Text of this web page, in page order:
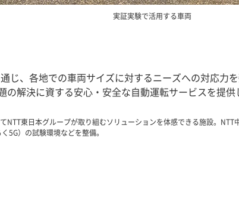
実証実験で活用する車両
じ、各地での車両サイズに対するニーズへの対応力
解決に資する安心・安全な自動運転サービスを提供
NTT東日本グループが取り組むソリューションを体感できる施設。
5G）の試験環境などを整備。